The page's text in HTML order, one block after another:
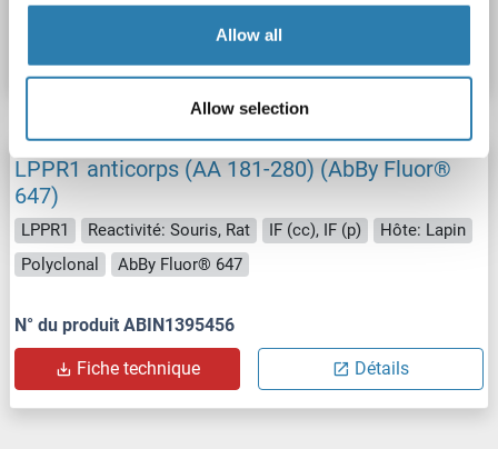
Allow all
Allow selection
N° du produit ABIN1395457
LPPR1 anticorps (AA 181-280) (AbBy Fluor®
647)
LPPR1 Reactivité: Souris, Rat IF (cc), IF (p)
Hôte: Lapin
Polyclonal
AbBy Fluor® 647
N° du produit ABIN1395456
Fiche technique Détails